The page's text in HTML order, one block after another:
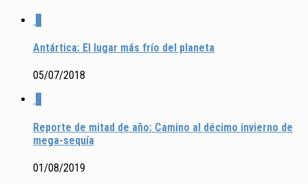
Antártica: El lugar más frío del planeta
05/07/2018
Reporte de mitad de año: Camino al décimo invierno de
mega-sequía
01/08/2019